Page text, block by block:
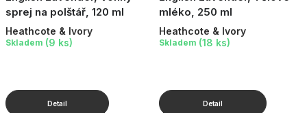
sprej na polštář, 120 ml
Heathcote & Ivory
Skladem (9 ks)
mléko, 250 ml
Heathcote & Ivory
Skladem (18 ks)